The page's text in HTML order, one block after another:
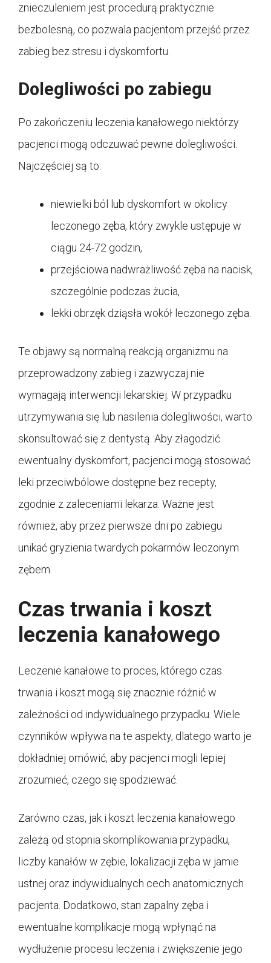
znieczuleniem jest procedurą praktycznie
bezbolesną, co pozwala pacjentom przejść przez
zabieg bez stresu i dyskomfortu.
Dolegliwości po zabiegu
Po zakończeniu leczenia kanałowego niektórzy
pacjenci mogą odczuwać pewne dolegliwości.
Najczęściej są to:
niewielki ból lub dyskomfort w okolicy
leczonego zęba, który zwykle ustępuje w
ciągu 24-72 godzin,
przejściowa nadwrażliwość zęba na nacisk,
szczególnie podczas żucia,
lekki obrzęk dziąsła wokół leczonego zęba.
Te objawy są normalną reakcją organizmu na
przeprowadzony zabieg i zazwyczaj nie
wymagają interwencji lekarskiej. W przypadku
utrzymywania się lub nasilenia dolegliwości, warto
skonsultować się z dentystą. Aby złagodzić
ewentualny dyskomfort, pacjenci mogą stosować
leki przeciwbólowe dostępne bez recepty,
zgodnie z zaleceniami lekarza. Ważne jest
również, aby przez pierwsze dni po zabiegu
unikać gryzienia twardych pokarmów leczonym
zębem.
Czas trwania i koszt
leczenia kanałowego
Leczenie kanałowe to proces, którego czas
trwania i koszt mogą się znacznie różnić w
zależności od indywidualnego przypadku. Wiele
czynników wpływa na te aspekty, dlatego warto je
dokładniej omówić, aby pacjenci mogli lepiej
zrozumieć, czego się spodziewać.
Zarówno czas, jak i koszt leczenia kanałowego
zależą od stopnia skomplikowania przypadku,
liczby kanałów w zębie, lokalizacji zęba w jamie
ustnej oraz indywidualnych cech anatomicznych
pacjenta. Dodatkowo, stan zapalny zęba i
ewentualne komplikacje mogą wpłynąć na
wydłużenie procesu leczenia i zwiększenie jego